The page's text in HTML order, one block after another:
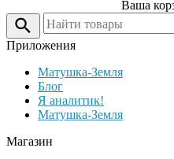
Ваша
Приложения
Матушка-Земля
Блог
Я аналитик!
Матушка-Земля
Магазин